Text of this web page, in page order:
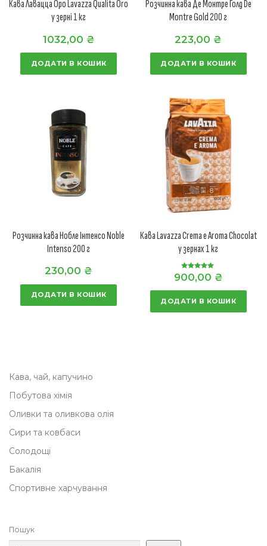
Кава Лавацца Оро Lavazza Qualita Oro
у зерні 1 кг
1032,00 ₴
ДОДАТИ В КОШИК
Розчинна кава Де Монтре Голд De
Montre Gold 200 г
223,00 ₴
ДОДАТИ В КОШИК
Розчинна кава Нобле Інтенсо Noble
Intenso 200 г
230,00 ₴
ДОДАТИ В КОШИК
Кава Lavazza Crema e Aroma Chocolat
у зернах 1 кг
Оцінено в
5.00
900,00 ₴
ДОДАТИ В КОШИК
Кава, чай, капучино
Побутова хімія
Оливки та оливкова олія
Сири та ковбаси
Солодощі
Бакалія
Спортивне харчування
Пошук